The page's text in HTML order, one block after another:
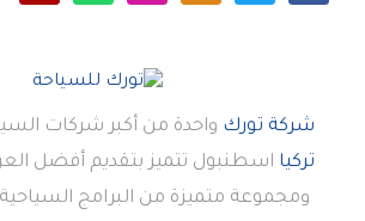
شركة تورك واحدة من أكبر شركات
تركيا اسطنبول تتميز بتقديم أفضل
ومجموعة متميزة من البرامج السياحية